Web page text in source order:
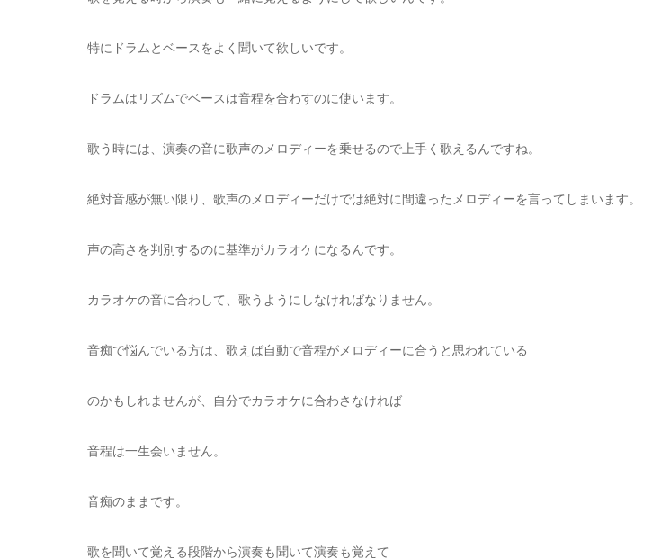
特にドラムとベースをよく聞いて欲しいです。
ドラムはリズムでベースは音程を合わすのに使います。
歌う時には、演奏の音に歌声のメロディーを乗せるので上手く歌えるんですね。
絶対音感が無い限り、歌声のメロディーだけでは絶対に間違ったメロディーを言ってしまいます。
声の高さを判別するのに基準がカラオケになるんです。
カラオケの音に合わして、歌うようにしなければなりません。
音痴で悩んでいる方は、歌えば自動で音程がメロディーに合うと思われている
のかもしれませんが、自分でカラオケに合わさなければ
音程は一生会いません。
音痴のままです。
歌を聞いて覚える段階から演奏も聞いて演奏も覚えて